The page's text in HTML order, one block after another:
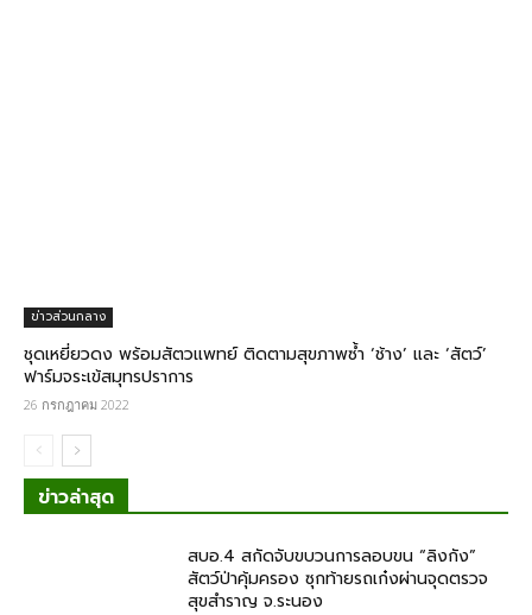
ข่าวส่วนกลาง
ชุดเหยี่ยวดง พร้อมสัตวแพทย์ ติดตามสุขภาพซ้ำ ‘ช้าง’ และ ‘สัตว์’
ฟาร์มจระเข้สมุทรปราการ
26 กรกฎาคม 2022
ข่าวล่าสุด
สบอ.4 สกัดจับขบวนการลอบขน “ลิงกัง”
สัตว์ป่าคุ้มครอง ซุกท้ายรถเก๋งผ่านจุดตรวจ
สุขสำราญ จ.ระนอง